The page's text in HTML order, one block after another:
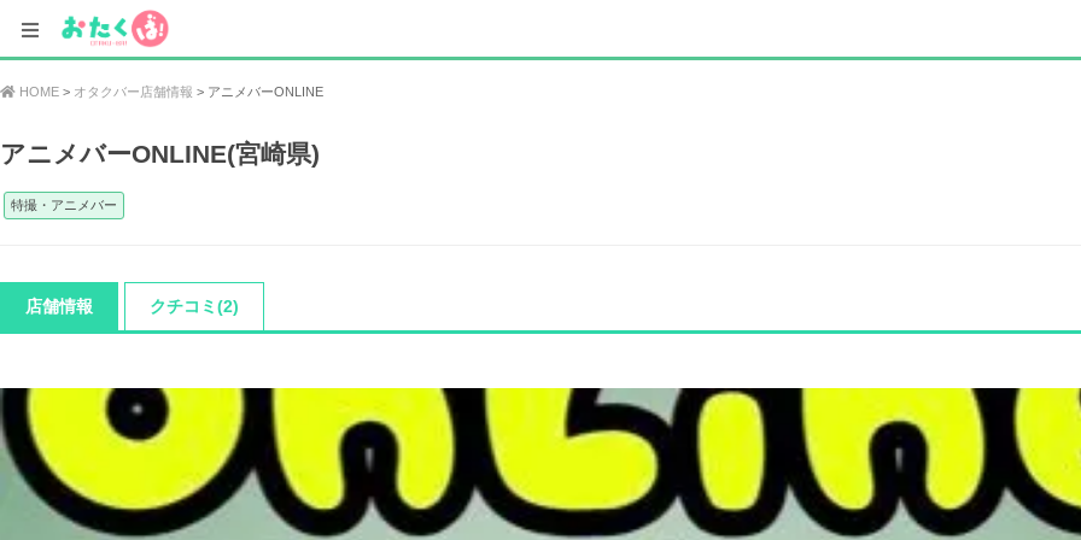
HOME オタクバー店舗情報 アニメバーONLINE
アニメバーONLINE(宮崎県)
特撮・アニメバー
店舗情報 クチコミ(2)